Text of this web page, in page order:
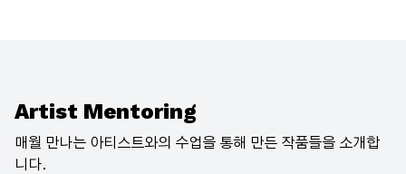
Artist Mentoring
매월 만나는 아티스트와의 수업을 통해 만든 작품들을 소개합
니다.